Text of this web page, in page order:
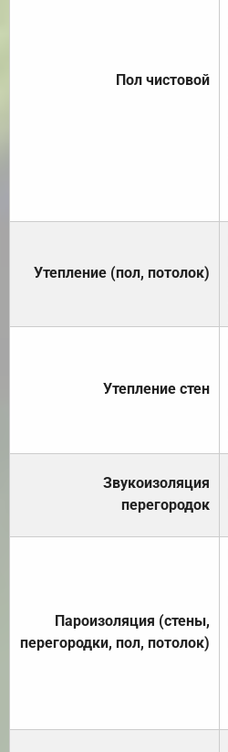
Пол чистовой
Утепление (пол, потолок)
Утепление стен
Звукоизоляция
перегородок
Пароизоляция (стены,
перегородки, пол, потолок)